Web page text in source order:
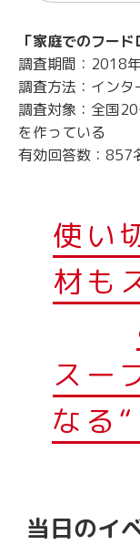
「家庭でのフー
調査期間：2018
調査方法：インタ
調査対象：全国
を作っている
有効回答数：857
使い
材も
スー
なる
当日のイ